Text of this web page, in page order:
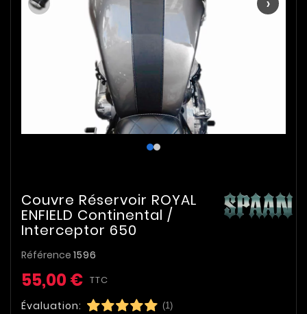
Couvre Réservoir ROYAL
ENFIELD Continental /
Interceptor 650
Référence 1596
55,00 € TTC
Évaluation: (1)